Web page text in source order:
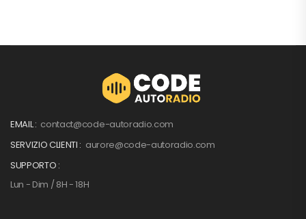
EMAIL : contact@code-autoradio.com
SERVIZIO CLIENTI : aurore@code-autoradio.com
SUPPORTO :
Lun - Dim / 8H - 18H